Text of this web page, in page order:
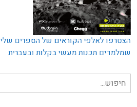
הצטרפו לאלפי הקוראים של הספרים שלי
שמלמדים תכנות מעשי בקלות ובעברית
חיפוש
עבור: